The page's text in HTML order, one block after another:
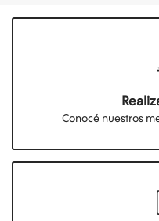
Conocé nuestros